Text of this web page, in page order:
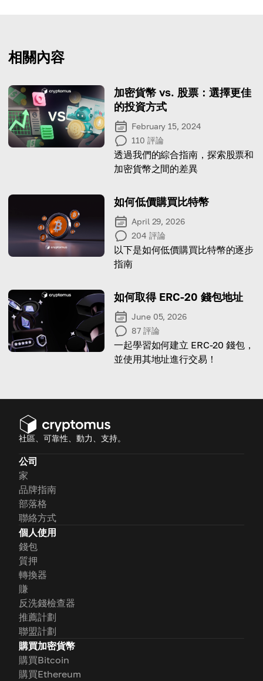
相關內容
加密貨幣 vs. 股票：選擇更佳
的投資方式
February 15, 2024
110 評論
透過我們的綜合指南，探索股票和
加密貨幣之間的差異
如何低價購買比特幣
April 29, 2026
204 評論
以下是如何低價購買比特幣的逐步
指南
如何取得 ERC-20 錢包地址
June 05, 2026
87 評論
一起學習如何建立 ERC-20 錢包，
並使用其地址進行交易！
社區、可靠性、動力、支持。
公司
家
品牌指南
部落格
聯絡方式
個人使用
錢包
質押
轉換器
賺
反洗錢檢查器
推薦計劃
聯盟計劃
購買加密貨幣
購買Bitcoin
購買Ethereum